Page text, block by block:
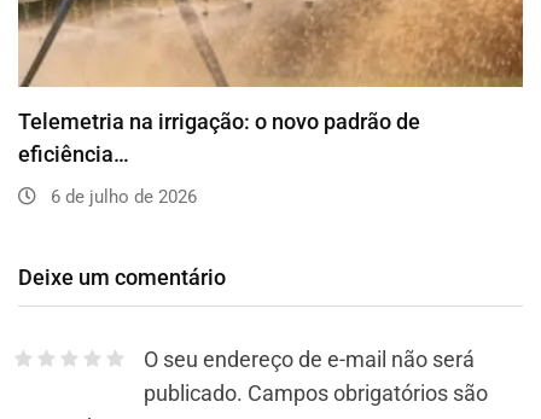
Telemetria na irrigação: o novo padrão de
eficiência…
6 de julho de 2026
Deixe um comentário
O seu endereço de e-mail não será
publicado. Campos obrigatórios são